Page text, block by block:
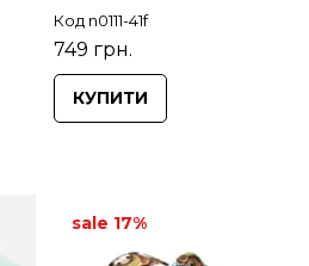
Код n0111-41f
749 грн.
КУПИТИ
sale 17%